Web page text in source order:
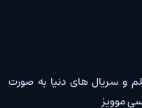
و سریال های دنیا به صورت
موویز